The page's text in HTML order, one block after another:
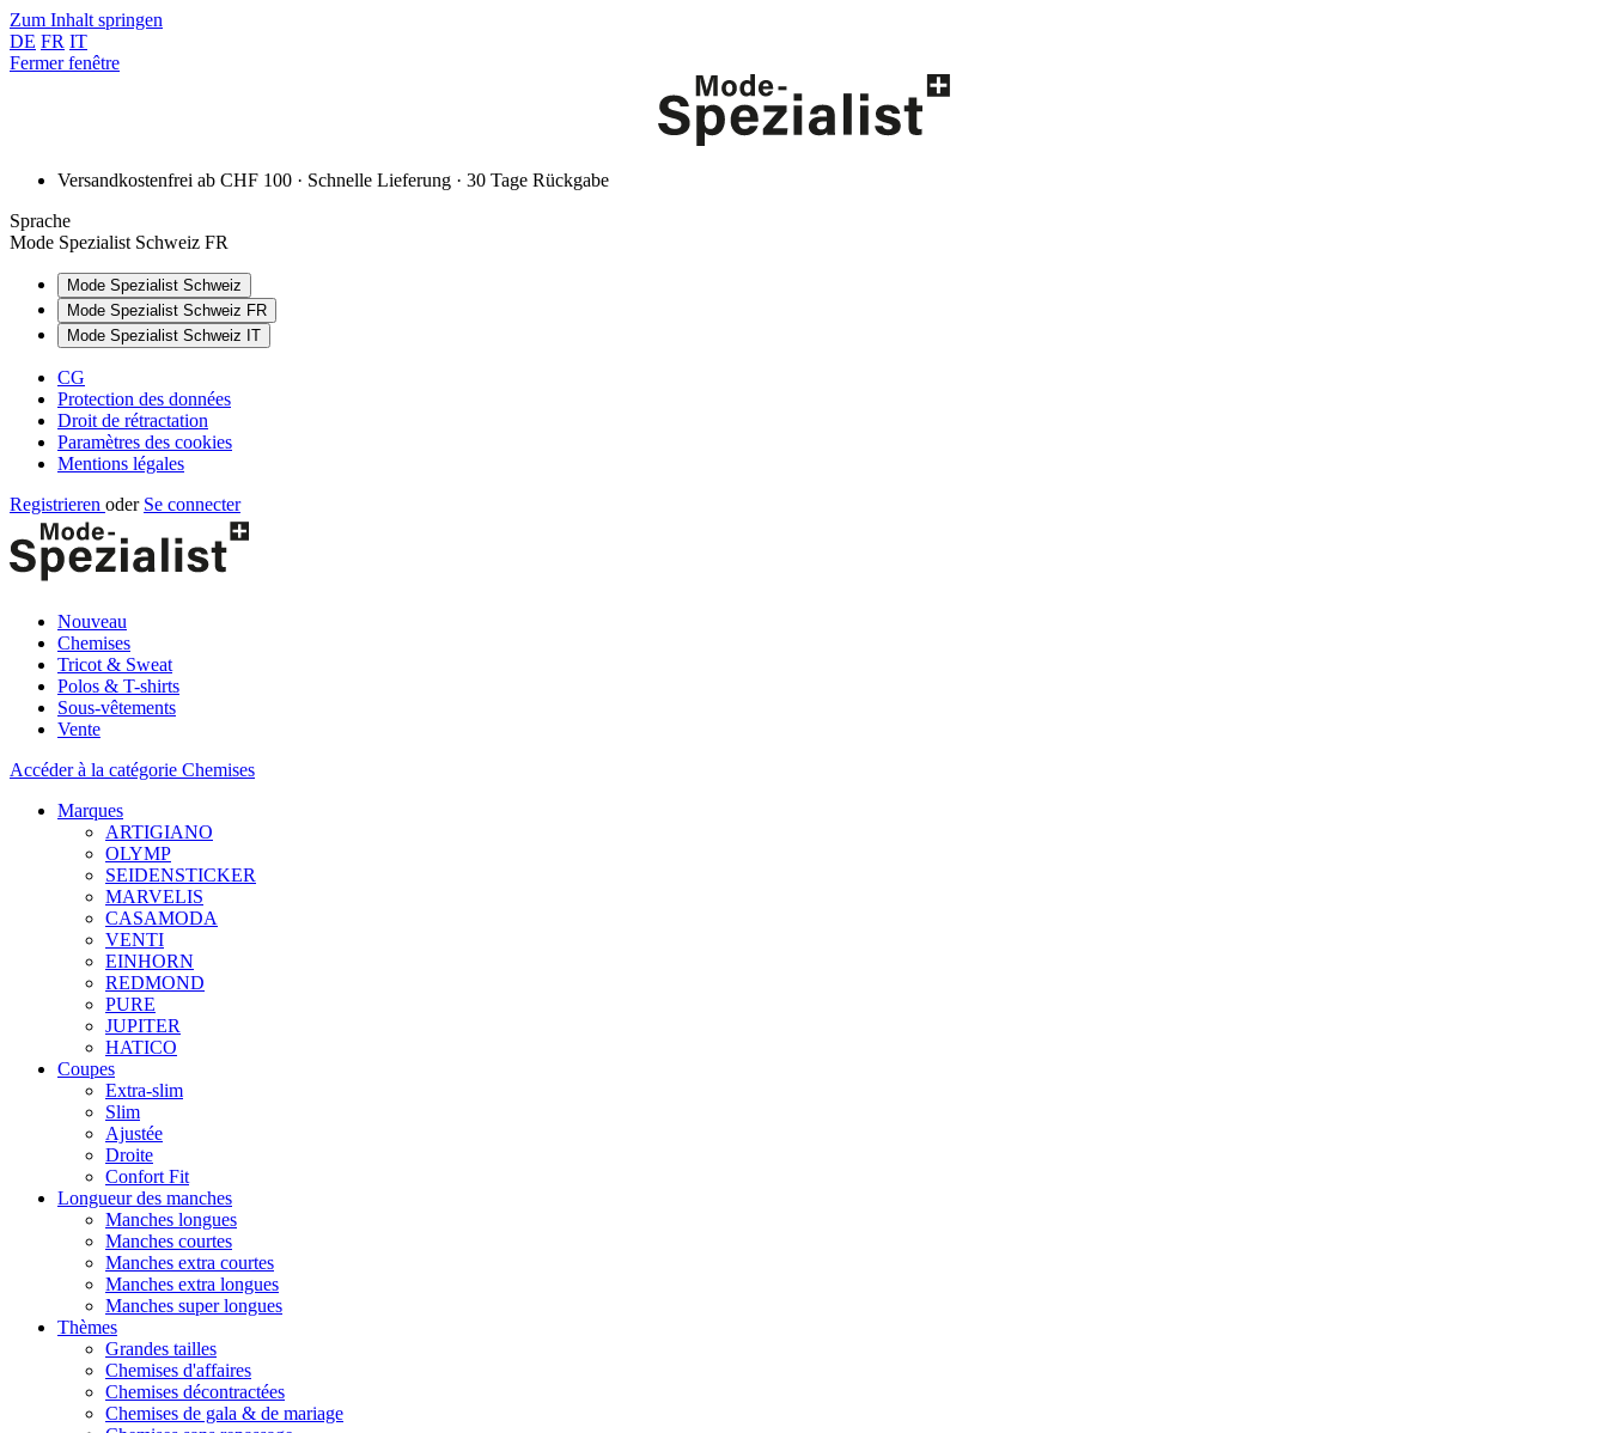
Zum Inhalt springen
DE FR IT
Fermer fenêtre
Versandkostenfrei ab CHF 100 · Schnelle Lieferung · 30 Tage Rückgabe
Sprache
Mode Spezialist Schweiz FR
Mode Spezialist Schweiz
Mode Spezialist Schweiz FR
Mode Spezialist Schweiz IT
CG
Protection des données
Droit de rétractation
Paramètres des cookies
Mentions légales
Registrieren oder Se connecter
Nouveau
Chemises
Tricot & Sweat
Polos & T-shirts
Sous-vêtements
Vente
Accéder à la catégorie Chemises
Marques
ARTIGIANO
OLYMP
SEIDENSTICKER
MARVELIS
CASAMODA
VENTI
EINHORN
REDMOND
PURE
JUPITER
HATICO
Coupes
Extra-slim
Slim
Ajustée
Droite
Confort Fit
Longueur des manches
Manches longues
Manches courtes
Manches extra courtes
Manches extra longues
Manches super longues
Thèmes
Grandes tailles
Chemises d'affaires
Chemises décontractées
Chemises de gala & de mariage